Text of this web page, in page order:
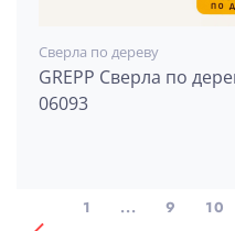
Сверла по дереву
GREPP Сверла по
06093
1 ... 9 10